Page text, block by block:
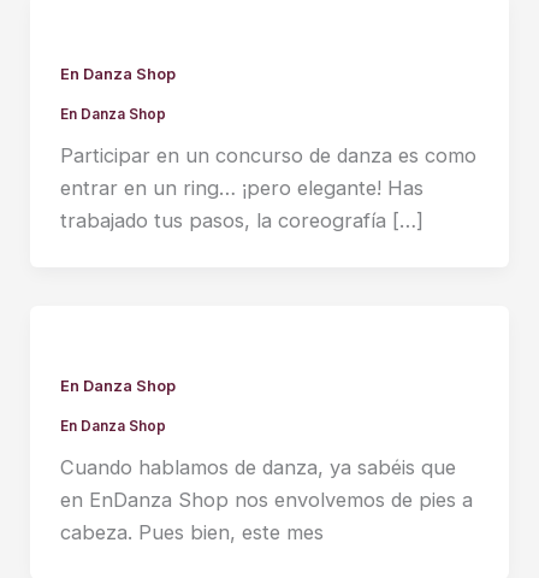
En Danza Shop
En Danza Shop
Participar en un concurso de danza es como
entrar en un ring… ¡pero elegante! Has
trabajado tus pasos, la coreografía […]
En Danza Shop
En Danza Shop
Cuando hablamos de danza, ya sabéis que
en EnDanza Shop nos envolvemos de pies a
cabeza. Pues bien, este mes